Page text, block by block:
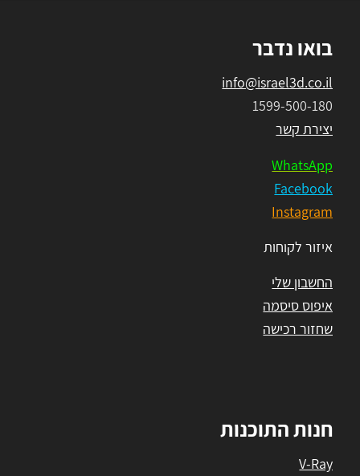
בואו נדבר
info@israel3d.co.il
1599-500-180
יצירת קשר
WhatsApp
Facebook
Instagram
איזור לקוחות
החשבון שלי
איפוס סיסמה
שחזור רכישה
חנות התוכנות
V-Ray